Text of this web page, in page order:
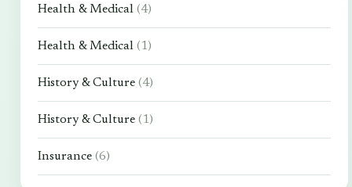
Health & Medical (4)
Health & Medical (1)
History & Culture (4)
History & Culture (1)
Insurance (6)